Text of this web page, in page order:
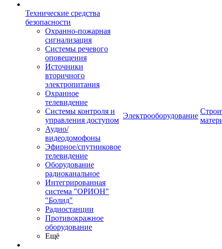
Технические средства
безопасности
Охранно-пожарная
сигнализация
Системы речевого
оповещения
Источники
вторичного
электропитания
Охранное
телевидение
Системы контроля и
управления доступом
Аудио/
видеодомофоны
Эфирное/спутниковое
телевидение
Оборудование
радиоканальное
Интегрированная
система "ОРИОН"
"Болид"
Радиостанции
Противокражное
оборудование
Ещё
Электрооборудование